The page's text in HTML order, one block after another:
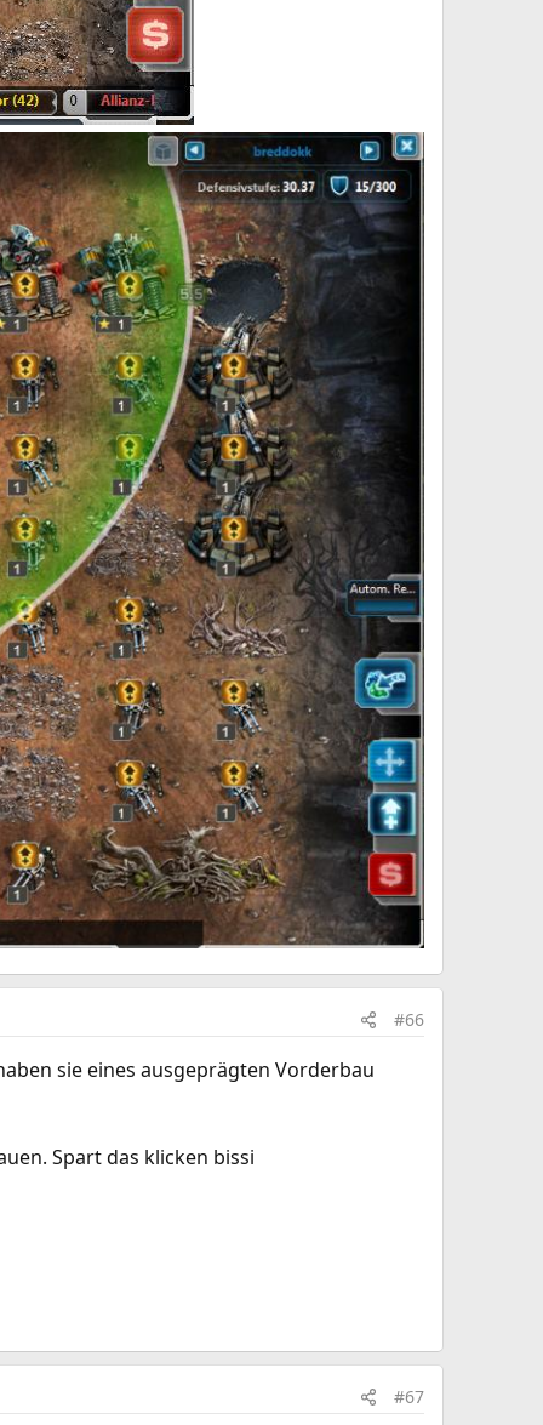
#66
sie eines ausgeprägten Vorderbau
Spart das klicken bissi
#67